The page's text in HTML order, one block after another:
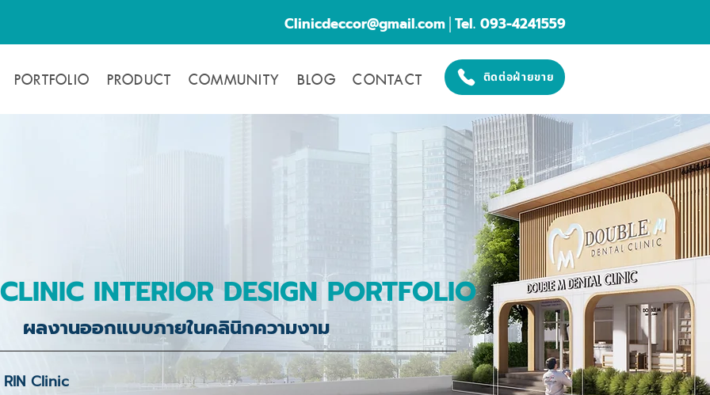
Clinicdeccor@gmail.com│Tel. 093-4241559
PORTFOLIO PRODUCT COMMUNITY BLOG CONTACT ติดต่อฝ่ายขาย
INTERIOR DESIGN PORTFOLIO
ผลงานออกแบบภายในคลินิกความงาม
RIN Clinic